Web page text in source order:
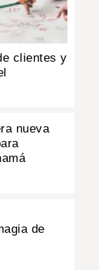
clientes y
nueva
de